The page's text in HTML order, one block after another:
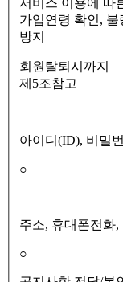
서비스 이용에 따
가입연령 확인,
방지
회원탈퇴시까지
제5조참고
아이디(ID), 비밀
○
주소, 휴대폰전화
○